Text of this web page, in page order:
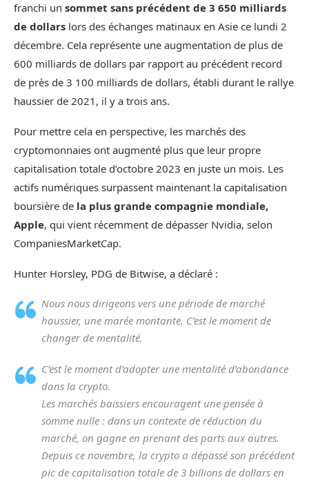
franchi un sommet sans précédent de 3 650 milliards
de dollars lors des échanges matinaux en Asie ce lundi 2
décembre. Cela représente une augmentation de plus de
600 milliards de dollars par rapport au précédent record
de près de 3 100 milliards de dollars, établi durant le rallye
haussier de 2021, il y a trois ans.
Pour mettre cela en perspective, les marchés des
cryptomonnaies ont augmenté plus que leur propre
capitalisation totale d’octobre 2023 en juste un mois. Les
actifs numériques surpassent maintenant la capitalisation
boursière de la plus grande compagnie mondiale,
Apple, qui vient récemment de dépasser Nvidia, selon
CompaniesMarketCap.
Hunter Horsley, PDG de Bitwise, a déclaré :
Nous nous dirigeons vers une période de marché
haussier, une marée montante. C’est le moment de
changer de mentalité.
C’est le moment d’adopter une mentalité d’abondance
dans la crypto.
Les marchés baissiers encouragent une pensée à
somme nulle : dans un contexte de réduction du
marché, on gagne en prenant des parts aux autres.
Depuis ce novembre, la crypto a dépassé son précédent
pic de capitalisation totale de 3 billions de dollars en